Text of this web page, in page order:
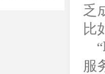
乏
比
服